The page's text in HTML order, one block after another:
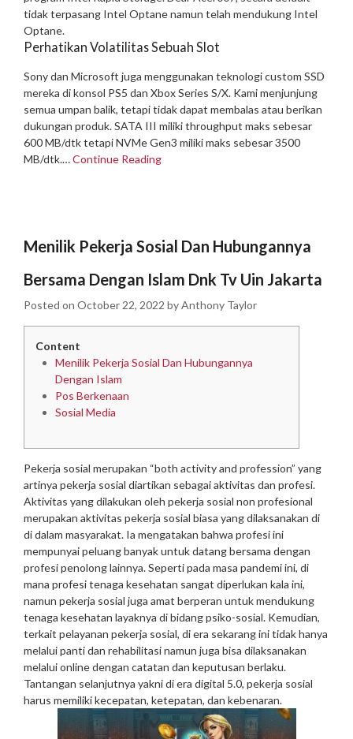
tidak terpasang Intel Optane namun telah mendukung Intel
Optane.
Perhatikan Volatilitas Sebuah Slot
Sony dan Microsoft juga menggunakan teknologi custom SSD
mereka di konsol PS5 dan Xbox Series S/X. Kami menjunjung
semua umpan balik, tetapi tidak dapat membalas atau berikan
dukungan produk. SATA III miliki throughput maks sebesar
600 MB/dtk tetapi NVMe Gen3 miliki maks sebesar 3500
MB/dtk.…Continue Reading
Menilik Pekerja Sosial Dan Hubungannya
Bersama Dengan Islam Dnk Tv Uin Jakarta
Posted on October 22, 2022 byAnthony Taylor
Content
Menilik Pekerja Sosial Dan Hubungannya
Dengan Islam
Pos Berkenaan
Sosial Media
Pekerja sosial merupakan “both activity and profession” yang
artinya pekerja sosial diartikan sebagai aktivitas dan profesi.
Aktivitas yang dilakukan oleh pekerja sosial non profesional
merupakan aktivitas pekerja sosial biasa yang dilaksanakan di
di dalam masyarakat. Ia mengatakan bahwa profesi ini
mempunyai peluang banyak untuk datang bersama dengan
profesi penolong lainnya. Seperti pada masa pandemi ini, di
mana profesi tenaga kesehatan sangat diperlukan kala ini,
namun pekerja sosial juga amat berperan untuk mendukung
tenaga kesehatan layaknya di bidang psiko-sosial. Kemudian,
terkait pelayanan pekerja sosial, di era sekarang ini tidak hanya
melalui panti dan rehabilitasi namun juga bisa dilaksanakan
melalui online dengan catatan dan keputusan berlaku.
Tantangan selanjutnya yakni di era digital 5.0, pekerja sosial
harus memiliki kecepatan, ketepatan, dan kebenaran.